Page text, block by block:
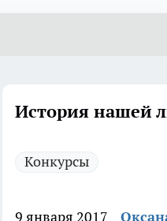
История нашей
Конкурсы
9 января 2017